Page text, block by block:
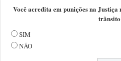
Você acredita em punições na
SIM
NÃO